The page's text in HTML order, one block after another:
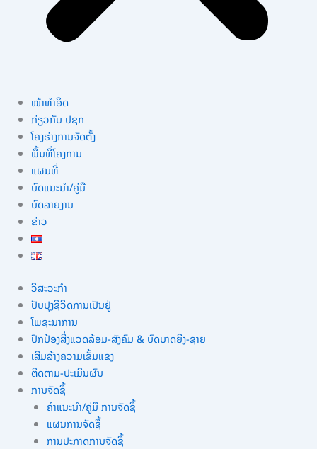
ໜ້າທຳອິດ
ກ່ຽວກັບ ປຊກ
ໂຄງຮ່າງການຈັດຕັ້ງ
ພື້ນທີ່ໂຄງການ
ແຜນທີ່
ບົດແນະນໍາ/ຄູ່ມື
ບົດລາຍງານ
ຂ່າວ
ວິສະວະກຳ
ປັບປຸງຊີວິດການເປັນຢູ່
ໂພຊະນາການ
ປົກປ້ອງສິ່ງແວດລ້ອມ-ສັງຄົມ & ບົດບາດຍິງ-ຊາຍ
ເສີມສ້າງຄວາມເຂັ້ມແຂງ
ຕິດຕາມ-ປະເມີນຜົນ
ການຈັດຊື້
ຄຳແນະນຳ/ຄູ່ມື ການຈັດຊື້
ແຜນການຈັດຊື້
ການປະກາດການຈັດຊື້